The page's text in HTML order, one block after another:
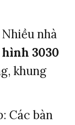
Nhiều nhà
3030
khung
Các bàn